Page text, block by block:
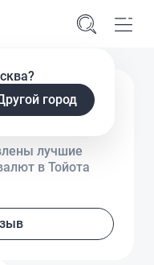
город
Банк
лучшие
в Тойота